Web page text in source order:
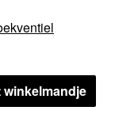
winkelmandje